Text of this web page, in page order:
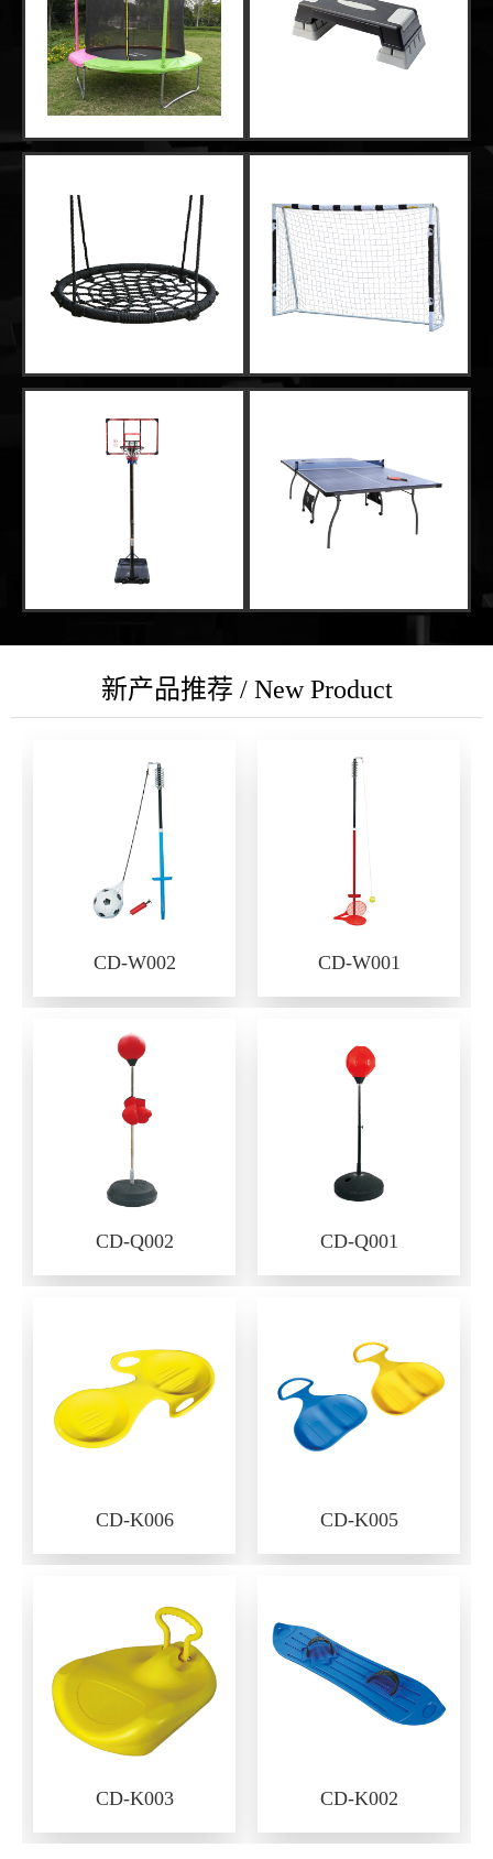
新产品推荐 / New Product
CD-W002 CD-W001
CD-Q002 CD-Q001
CD-K006 CD-K005
CD-K003 CD-K002